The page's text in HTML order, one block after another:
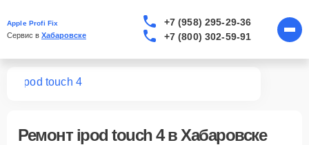
Apple Profi Fix
Сервис в Хабаровске
+7 (958) 295-29-36
+7 (800) 302-59-91
ipod touch 4
Ремонт ipod touch 4в Хабаровске